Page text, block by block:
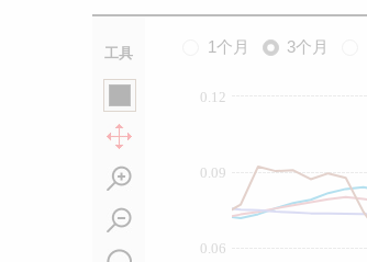
工具 1个月 3个月
0.06
0.09
0.12